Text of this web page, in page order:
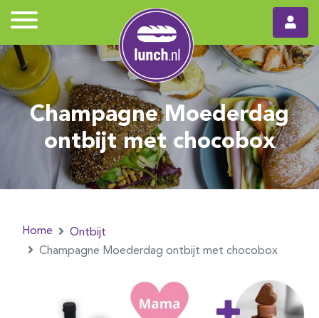
Champagne Moederdag
ontbijt met chocobox
Home
Ontbijt
Champagne Moederdag ontbijt met chocobox